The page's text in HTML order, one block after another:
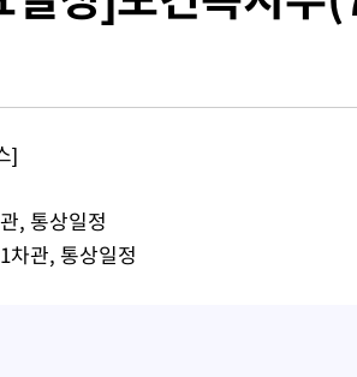
정출산 금지 행정명령 서명
일제 하락 마감…나스닥 0.06%↓
]
, 통상일정
관, 통상일정